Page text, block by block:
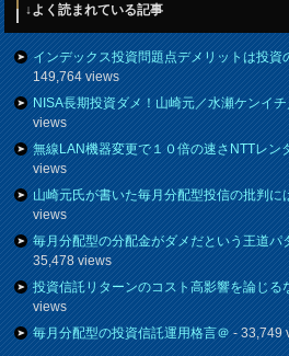
↓よく読まれている記事
インデックス投資問題点デメリットは投
149,764 views
NISA長期投資ダメ！山崎元／水瀬ケンイ
views
無線LAN機器変更で１０倍の速さNTTレン
views
山崎元氏が書いた毎月分配型投信の批判に
views
毎月分配型の分配金がダメだという王道パ
35,478 views
投資信託リターンのコスト高影響を論じる
views
毎月分配型の投資信託運用格言＠- 33,749